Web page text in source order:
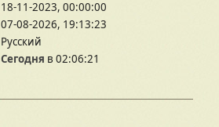
18-11-2023, 00:00:00
07-08-2026, 19:13:23
Русский
Сегодня в 02:06:21